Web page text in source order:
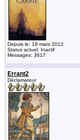
Depuis le: 19 mars 2012
Status actuel: Inactif
Messages: 3617
Errant2
Déclamateur